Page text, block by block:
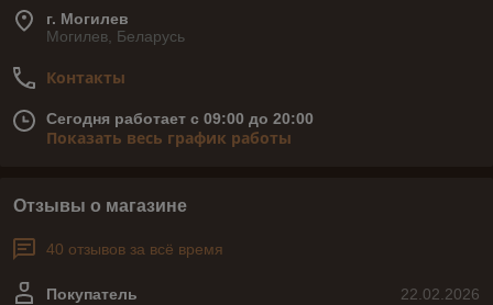
г. Могилев
Могилев, Беларусь
Контакты
Сегодня работает с 09:00 до 20:00
Показать весь график работы
Отзывы о магазине
40 отзывов за всё время
22.02.2026
Покупатель